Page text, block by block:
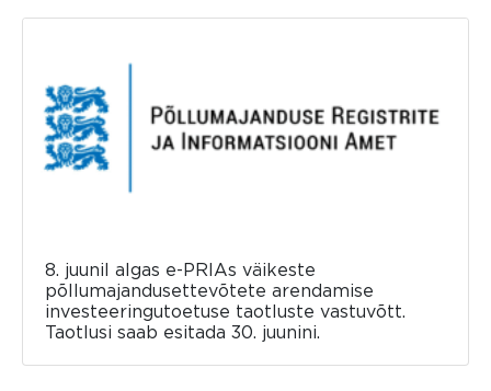
8. juunil algas e-PRIAs väikeste
põllumajandusettevõtete arendamise
investeeringutoetuse taotluste vastuvõtt.
Taotlusi saab esitada 30. juunini.